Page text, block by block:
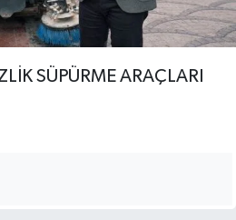
SÜPÜRME ARAÇLARI